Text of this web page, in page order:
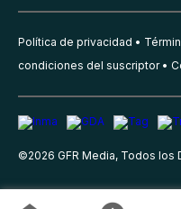
Política de privacidad
condiciones del suscriptor
©2026 GFR Media, Todos los